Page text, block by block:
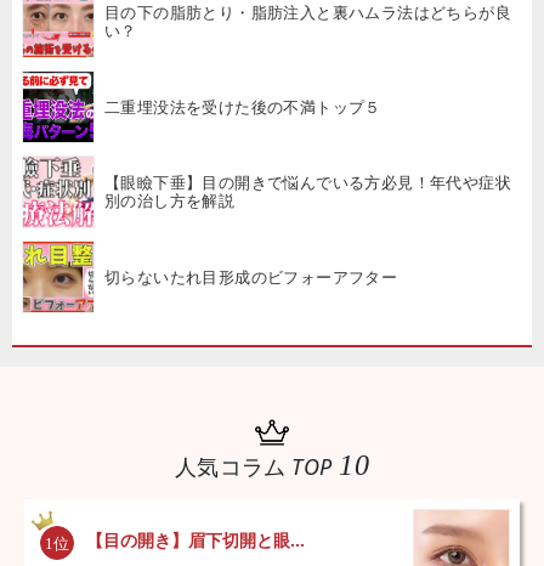
目の下の脂肪とり・脂肪注入と裏ハムラ法はどちらが良
い？
二重埋没法を受けた後の不満トップ５
【眼瞼下垂】目の開きで悩んでいる方必見！年代や症状
別の治し方を解説
切らないたれ目形成のビフォーアフター
人気コラム TOP 10
【目の開き】眉下切開と眼...